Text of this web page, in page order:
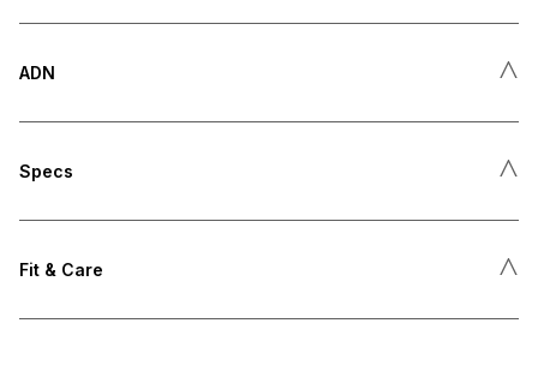
ADN ˄
Specs ˄
Fit & Care ˄